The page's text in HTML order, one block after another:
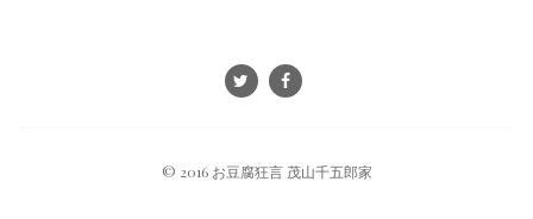
© 2016 お豆腐狂言 茂山千五郎家